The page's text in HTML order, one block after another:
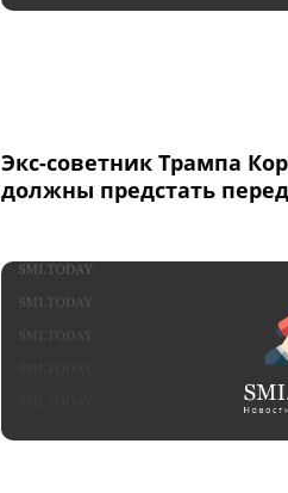
Экс-советник Трампа
должны предстать